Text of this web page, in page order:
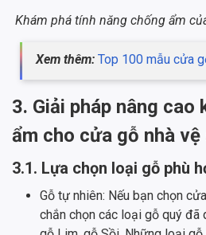
Khám phá tính năng chống ẩm
Xem thêm: Top 100 mẫu cửa
3. Giải pháp nâng cao
ẩm cho cửa gỗ nhà vệ
3.1. Lựa chọn loại gỗ phù
Gỗ tự nhiên: Nếu bạn chọn
chắn chọn các loại gỗ quý